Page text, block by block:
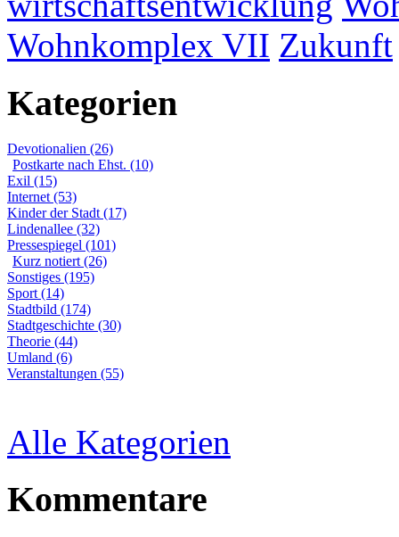
Wohnkomplex VII Zukunft
Kategorien
Devotionalien (26)
Postkarte nach Ehst. (10)
Exil (15)
Internet (53)
Kinder der Stadt (17)
Lindenallee (32)
Pressespiegel (101)
Kurz notiert (26)
Sonstiges (195)
Sport (14)
Stadtbild (174)
Stadtgeschichte (30)
Theorie (44)
Umland (6)
Veranstaltungen (55)
Alle Kategorien
Kommentare